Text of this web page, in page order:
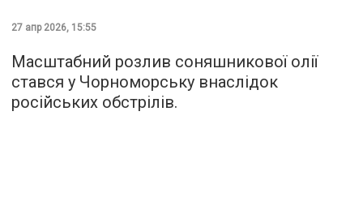
27 апр 2026, 15:55
Масштабний розлив соняшникової олії
стався у Чорноморську внаслідок
російських обстрілів.